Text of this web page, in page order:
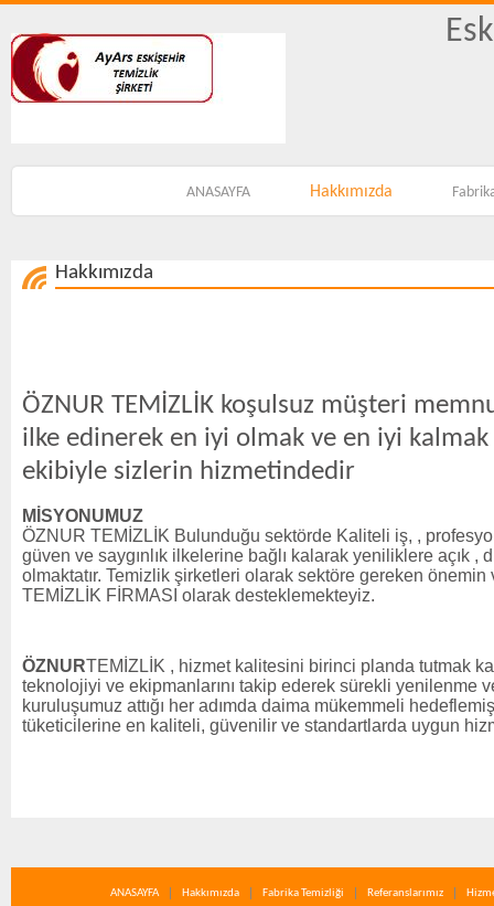
ANASAYFA Hakkımızda
Hakkımızda
ÖZNUR TEMİZLİK koşulsuz müşteri
ilke edinerek en iyi olmak ve en iyi kalmak
ekibiyle sizlerin hizmetindedir
MİSYONUMUZ
ÖZNUR TEMİZLİK Bulunduğu sektörde Kaliteli iş, ,
güven ve saygınlık ilkelerine bağlı kalarak yeniliklere açık ,
olmaktatır. Temizlik şirketleri olarak sektöre gereken
TEMİZLİK FİRMASI olarak desteklemekteyiz.
ÖZNURTEMİZLİK , hizmet kalitesini birinci planda tutmak
teknolojiyi ve ekipmanlarını takip ederek sürekli yenilenme
kuruluşumuz attığı her adımda daima mükemmeli
tüketicilerine en kaliteli, güvenilir ve standartlarda uygun
ANASAYFA Hakkımızda Fabrika Temizliği Referanslarımız